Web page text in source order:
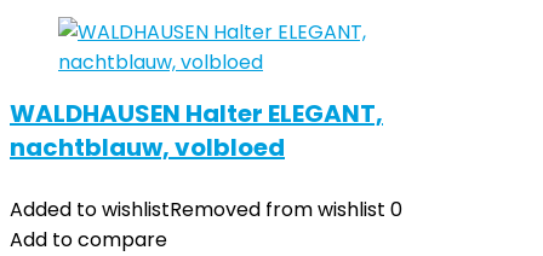
WALDHAUSEN Halter ELEGANT,
nachtblauw, volbloed
Added to wishlistRemoved from wishlist 0
Add to compare